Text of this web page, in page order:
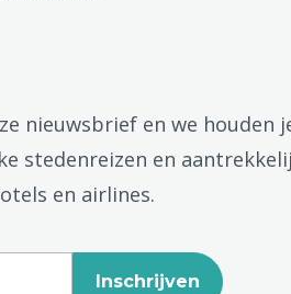
nieuwsbrief en we houden
stedenreizen en
en airlines.
Inschrijven